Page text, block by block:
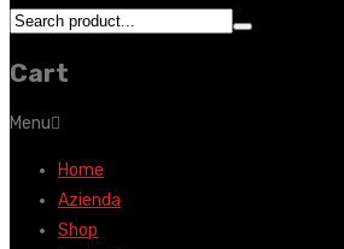
Cart
Menu
Home
Azienda
Shop